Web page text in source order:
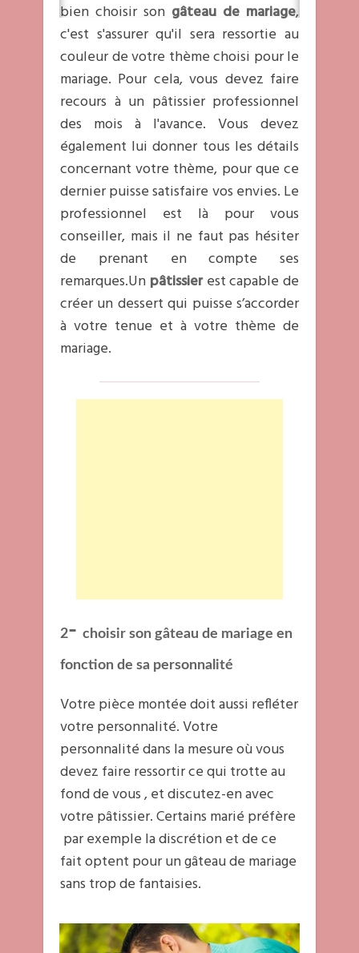
bien choisir son gâteau de mariage,
c'est s'assurer qu'il sera ressortie au
couleur de votre thème choisi pour le
mariage. Pour cela, vous devez faire
recours à un pâtissier professionnel
des mois à l'avance. Vous devez
également lui donner tous les détails
concernant votre thème, pour que ce
dernier puisse satisfaire vos envies. Le
professionnel est là pour vous
conseiller, mais il ne faut pas hésiter
de prenant en compte ses
remarques.Un pâtissierest capable de
créer un dessert qui puisse s’accorder
à votre tenue et à votre thème de
mariage.
2- choisir son gâteau de mariage en
fonction de sa personnalité
Votre pièce montée doit aussi refléter
votre personnalité. Votre
personnalité dans la mesure où vous
devez faire ressortir ce qui trotte au
fond de vous , et discutez-en avec
votre pâtissier. Certains marié préfère
par exemple la discrétion et de ce
fait optent pour un gâteau de mariage
sans trop de fantaisies.